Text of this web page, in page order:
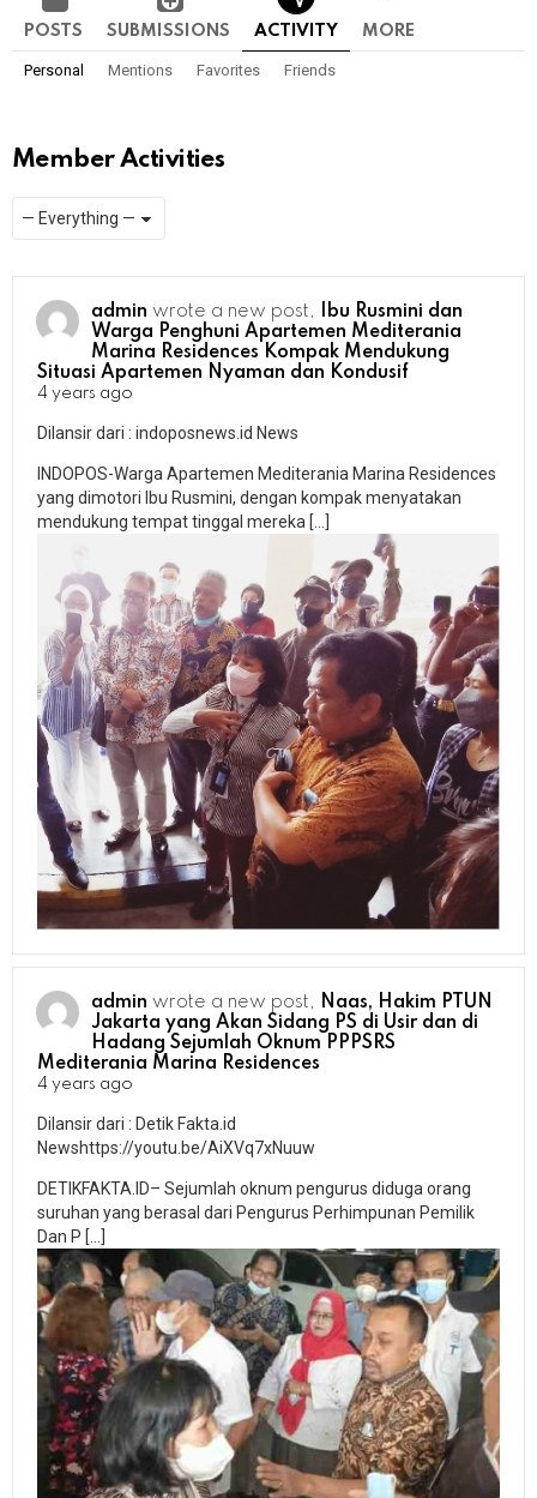
POSTS SUBMISSIONS ACTIVITY MORE
Personal Mentions Favorites Friends
Member Activities
RSS
admin wrote a new post, Ibu Rusmini dan
Warga Penghuni Apartemen Mediterania
Marina Residences Kompak Mendukung
Situasi Apartemen Nyaman dan Kondusif
4 years ago
Dilansir dari : indoposnews.id News
INDOPOS-Warga Apartemen Mediterania Marina Residences
yang dimotori Ibu Rusmini, dengan kompak menyatakan
mendukung tempat tinggal mereka […]
admin wrote a new post, Naas, Hakim PTUN
Jakarta yang Akan Sidang PS di Usir dan di
Hadang Sejumlah Oknum PPPSRS
Mediterania Marina Residences
4 years ago
Dilansir dari : Detik Fakta.id
Newshttps://youtu.be/AiXVq7xNuuw
DETIKFAKTA.ID– Sejumlah oknum pengurus diduga orang
suruhan yang berasal dari Pengurus Perhimpunan Pemilik
Dan P […]